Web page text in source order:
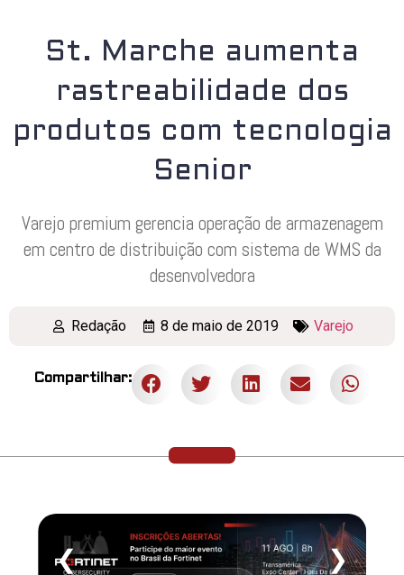
St. Marche aumenta
rastreabilidade dos
produtos com tecnologia
Senior
Varejo premium gerencia operação de armazenagem
em centro de distribuição com sistema de WMS da
desenvolvedora
Redação 8 de maio de 2019 Varejo
Compartilhar:
❮ ❯